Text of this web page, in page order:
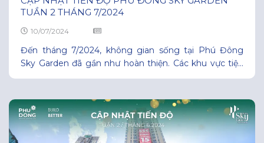
TUẦN 2 THÁNG 7/2024
10/07/2024
Đến tháng 7/2024, không gian sống tại Phú Đông
Sky Garden đã gần như hoàn thiện. Các khu vực tiện
ích, căn hộ, sảnh đón và cổng chào đều đã có sự thay
đội ngũ nhà thầu, kỹ sư và công nhân đang tập